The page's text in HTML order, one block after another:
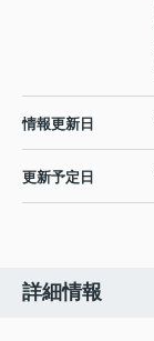
情報更新日
更新予定日
詳細情報